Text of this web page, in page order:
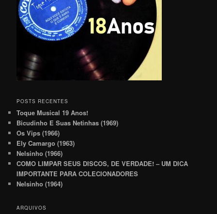
POSTS RECENTES
Toque Musical 19 Anos!
Bicudinho E Suas Netinhas (1969)
Os Vips (1966)
Ely Camargo (1963)
Nelsinho (1966)
COMO LIMPAR SEUS DISCOS, DE VERDADE! – UM DICA
IMPORTANTE PARA COLECIONADORES
Nelsinho (1964)
ARQUIVOS